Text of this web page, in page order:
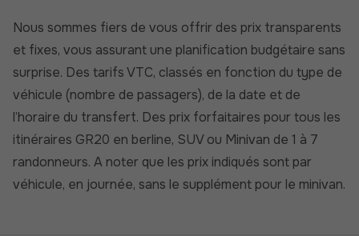
Nous sommes fiers de vous offrir des prix transparents
et fixes, vous assurant une planification budgétaire sans
surprise. Des tarifs VTC, classés en fonction du type de
véhicule (nombre de passagers), de la date et de
l’horaire du transfert. Des prix forfaitaires pour tous les
itinéraires GR20 en berline, SUV ou Minivan de 1 à 7
randonneurs. A noter que les prix indiqués sont par
véhicule, en journée, sans le supplément pour le minivan.